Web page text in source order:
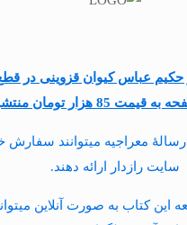
حکیم عباس کیوان قزوینی در
رسالۀ معراجیه میتوانند
سایت رازدار ارائه دهند.
این کتاب به صورت آنلاین